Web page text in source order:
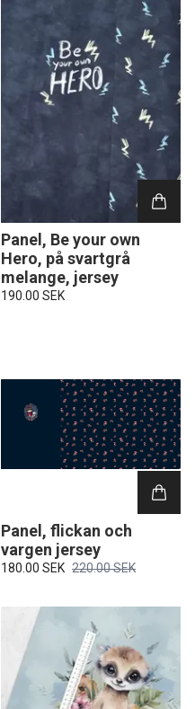
Panel, Be your own
Hero, på svartgrå
melange, jersey
190.00 SEK
Panel, flickan och
vargen jersey
180.00 SEK 220.00 SEK